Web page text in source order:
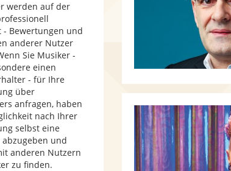
werden auf der
- Bewertungen und
anderer Nutzer
Sie Musiker -
einen
- für Ihre
über
anfragen, haben
nach Ihrer
selbst eine
und
anderen Nutzern
zu finden.